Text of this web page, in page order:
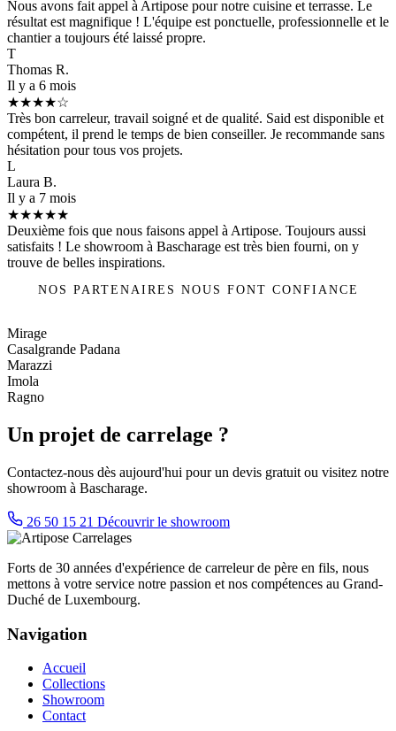
Nous avons fait appel à Artipose pour notre cuisine et terrasse. Le
résultat est magnifique ! L'équipe est ponctuelle, professionnelle et le
chantier a toujours été laissé propre.
T
Thomas R.
Il y a 6 mois
★★★★☆
Très bon carreleur, travail soigné et de qualité. Said est disponible et
compétent, il prend le temps de bien conseiller. Je recommande sans
hésitation pour tous vos projets.
L
Laura B.
Il y a 7 mois
★★★★★
Deuxième fois que nous faisons appel à Artipose. Toujours aussi
satisfaits ! Le showroom à Bascharage est très bien fourni, on y
trouve de belles inspirations.
NOS PARTENAIRES NOUS FONT CONFIANCE
Mirage
Casalgrande Padana
Marazzi
Imola
Ragno
Un projet de carrelage ?
Contactez-nous dès aujourd'hui pour un devis gratuit ou visitez notre
showroom à Bascharage.
26 50 15 21 Découvrir le showroom
Forts de 30 années d'expérience de carreleur de père en fils, nous
mettons à votre service notre passion et nos compétences au Grand-
Duché de Luxembourg.
Navigation
Accueil
Collections
Showroom
Contact